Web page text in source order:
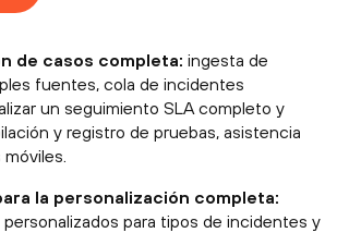
de casos completa: ingesta de
fuentes, cola de incidentes
un seguimiento SLA completo y
y registro de pruebas, asistencia
la personalización completa:
para tipos de incidentes y